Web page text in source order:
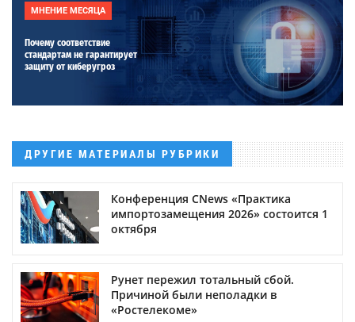
МНЕНИЕ МЕСЯЦА
Почему соответствие
стандартам не гарантирует
защиту от киберугроз
ДРУГИЕ МАТЕРИАЛЫ РУБРИКИ
Конференция CNews «Практика
импортозамещения 2026» состоится 1
октября
Рунет пережил тотальный сбой.
Причиной были неполадки в
«Ростелекоме»